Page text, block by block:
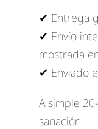
✔ Entrega
✔ Envío
mostrada
✔ Enviado
A simple
sanación.